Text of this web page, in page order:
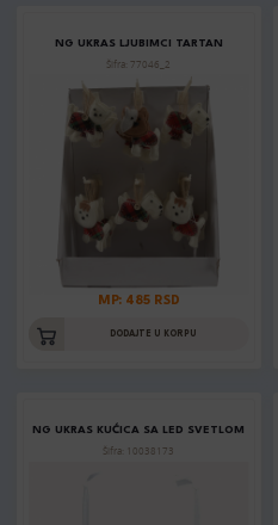
NG UKRAS LJUBIMCI TARTAN
Šifra: 77046_2
MP: 485 RSD
DODAJTE U KORPU
NG UKRAS KUĆICA SA LED SVETLOM
Šifra: 10038173